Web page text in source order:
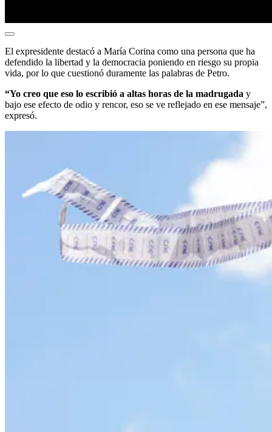
El expresidente destacó a María Corina como una persona que ha
defendido la libertad y la democracia poniendo en riesgo su propia
vida, por lo que cuestionó duramente las palabras de Petro.
“Yo creo que eso lo escribió a altas horas de la madrugada y
bajo ese efecto de odio y rencor, eso se ve reflejado en ese mensaje”,
expresó.